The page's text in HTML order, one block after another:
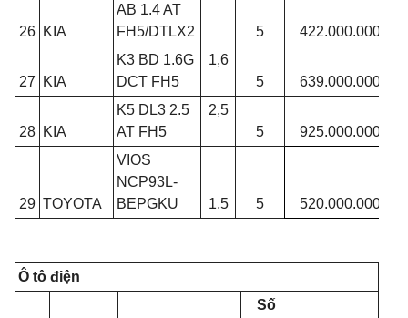
26 KIA
AB 1.4 AT
FH5/DTLX2
5 422.000.000
27 KIA
K3 BD 1.6G
DCT FH5
1,6
5
639.000.000
28 KIA
K5 DL3 2.5
AT FH5
2,5
5
925.000.000
29 TOYOTA
VIOS
NCP93L-
BEPGKU
1,5 5 520.000.000
Ô tô điện
Số